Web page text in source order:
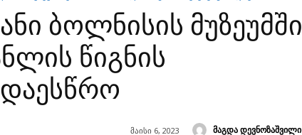
ბოლნისის მუზეუმში
წიგნის
დაესწრო
მაგდა დევნოზაშვილი
მაისი 6, 2023